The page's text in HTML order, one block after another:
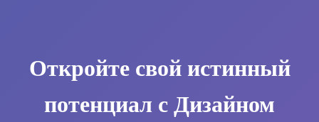
Откройте свой истинный
потенциал с Дизайном